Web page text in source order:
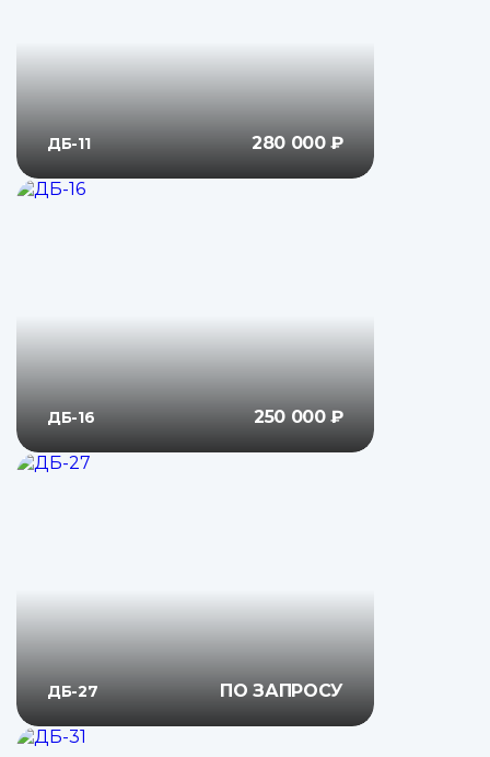
ДБ-11 280 000 ₽
ДБ-16 250 000 ₽
ДБ-27 ПО ЗАПРОСУ